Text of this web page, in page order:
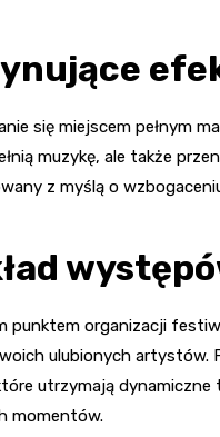
się miejscem pełnym
muzykę, ale także
z myślą o
punktem organizacji
ulubionych artystów.
utrzymają dynamiczne
momentów.